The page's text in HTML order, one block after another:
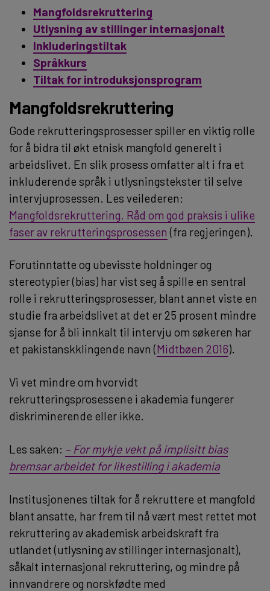
Mangfoldsrekruttering
Utlysning av stillinger internasjonalt
Inkluderingstiltak
Språkkurs
Tiltak for introduksjonsprogram
Mangfoldsrekruttering
Gode rekrutteringsprosesser spiller en viktig rolle
for å bidra til økt etnisk mangfold generelt i
arbeidslivet. En slik prosess omfatter alt i fra et
inkluderende språk i utlysningstekster til selve
intervjuprosessen. Les veilederen:
Mangfoldsrekruttering. Råd om god praksis i ulike
faser av rekrutteringsprosessen (fra regjeringen).
Forutinntatte og ubevisste holdninger og
stereotypier (bias) har vist seg å spille en sentral
rolle i rekrutteringsprosesser, blant annet viste en
studie fra arbeidslivet at det er 25 prosent mindre
sjanse for å bli innkalt til intervju om søkeren har
et pakistanskklingende navn (Midtbøen 2016).
Vi vet mindre om hvorvidt
rekrutteringsprosessene i akademia fungerer
diskriminerende eller ikke.
Les saken: – For mykje vekt på implisitt bias
bremsar arbeidet for likestilling i akademia
Institusjonenes tiltak for å rekruttere et mangfold
blant ansatte, har frem til nå vært mest rettet mot
rekruttering av akademisk arbeidskraft fra
utlandet (utlysning av stillinger internasjonalt),
såkalt internasjonal rekruttering, og mindre på
innvandrere og norskfødte med